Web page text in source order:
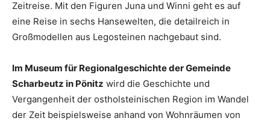
Zeitreise. Mit den Figuren Juna und Winni geht es auf
eine Reise in sechs Hansewelten, die detailreich in
Großmodellen aus Legosteinen nachgebaut sind.
Im Museum für Regionalgeschichte der Gemeinde
Scharbeutz in Pönitz wird die Geschichte und
Vergangenheit der ostholsteinischen Region im Wandel
der Zeit beispielsweise anhand von Wohnräumen von